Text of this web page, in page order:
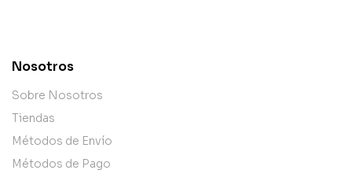
Nosotros
Sobre Nosotros
Tiendas
Métodos de Envío
Métodos de Pago